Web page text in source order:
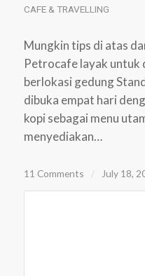
CAFE & TRAVELLING
Mungkin tips di atas
Petrocafe layak untuk
berlokasi gedung
dibuka empat hari
kopi sebagai menu
menyediakan…
11 Comments / July 18,